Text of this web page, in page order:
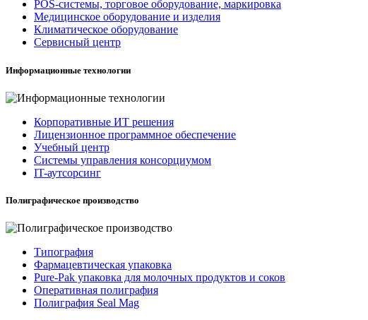
POS-системы, торговое оборудование, маркировка
Медицинское оборудование и изделия
Климатическое оборудование
Сервисный центр
Информационные технологии
Корпоративные ИТ решения
Лицензионное программное обеспечение
Учебный центр
Системы управления консорциумом
IT-аутсорсинг
Полиграфическое производство
Типография
Фармацевтическая упаковка
Pure-Pak упаковка для молочных продуктов и соков
Оперативная полиграфия
Полиграфия Seal Mag